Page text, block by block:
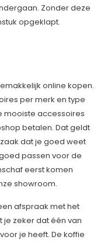
Zonder deze
opgeklapt.
online kopen.
per merk en type
mooiste accessoires
betalen. Dat geldt
dat je goed weet
passen voor de
eerst komen
showroom.
afspraak met het
zeker dat één van
je heeft. De koffie